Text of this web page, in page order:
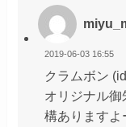
2019-06-03 16:55
クラムボン
オリジナル
構ありますよ